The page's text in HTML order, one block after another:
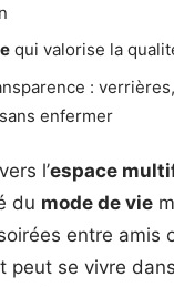
qui valorise la
:
enfermer
l’espace
du mode de vie
entre amis
peut se vivre